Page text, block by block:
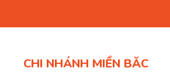
CHI NHÁNH MIỀN BĂC